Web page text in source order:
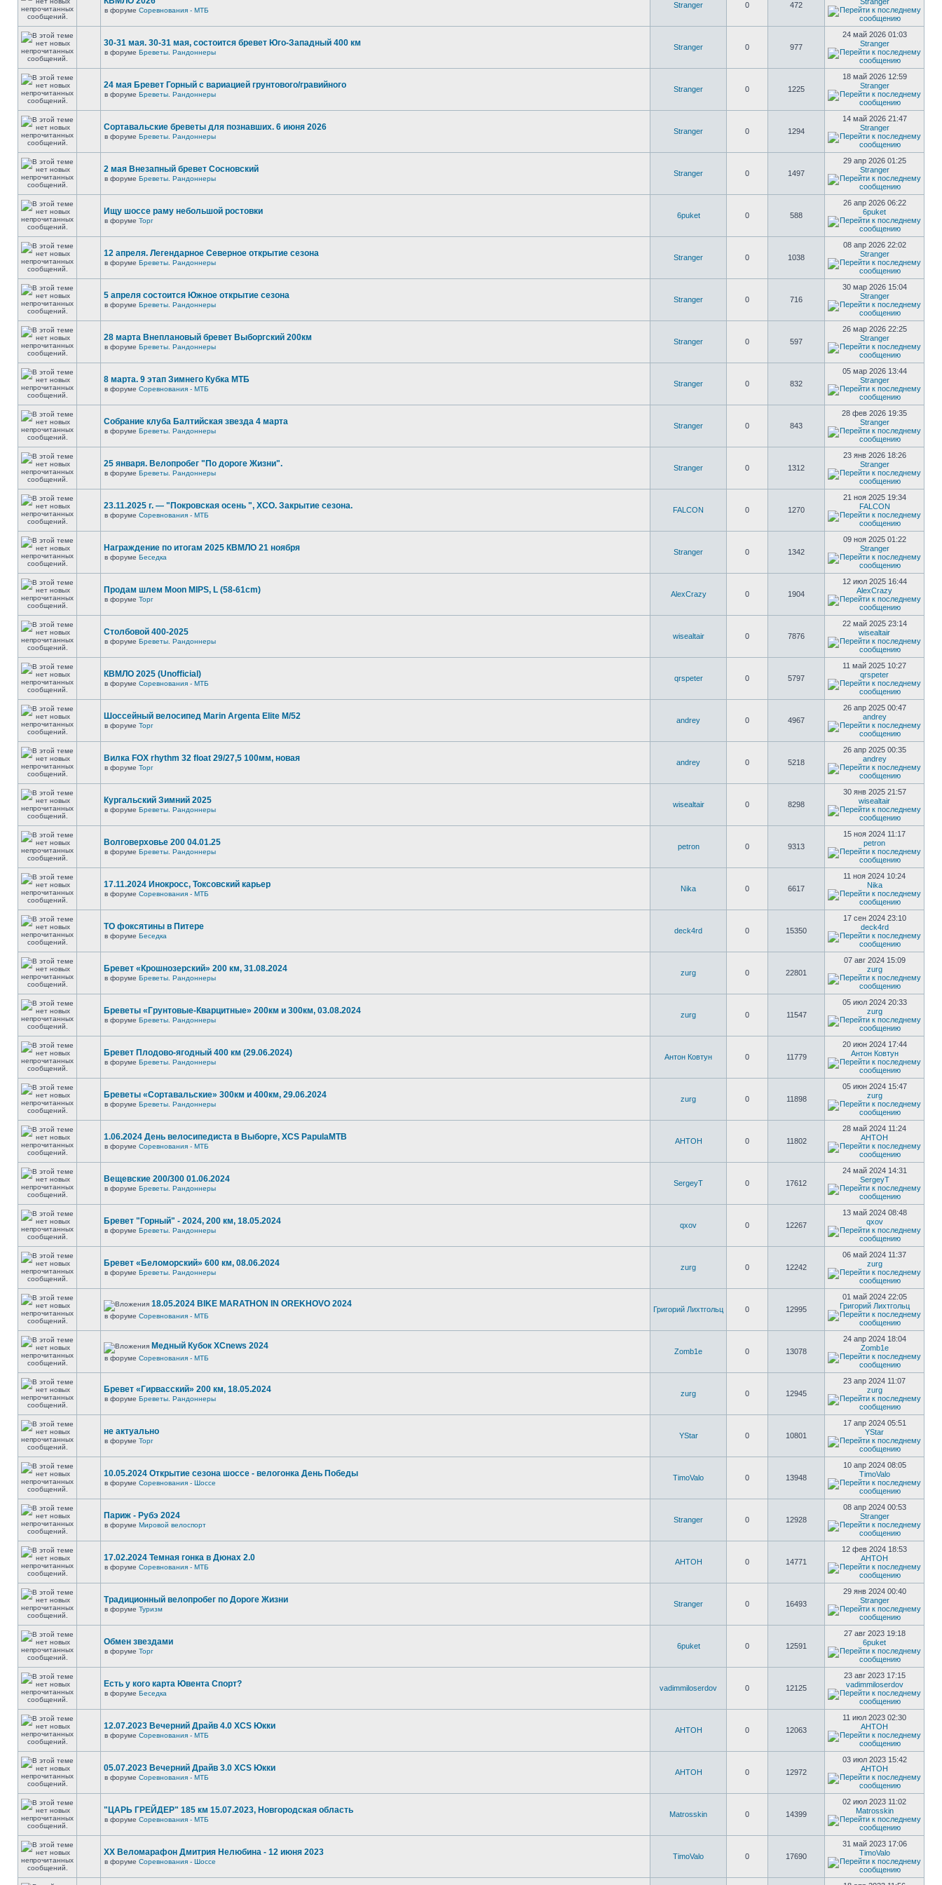
в форуме Соревнования - МТБ
Stranger 0 472
30-31 мая. 30-31 мая, состоится бревет Юго-Западный 400 км
в форуме Бреветы. Рандоннеры
Stranger 0 977
24 май 2026 01:03
Stranger
24 мая Бревет Горный с вариацией грунтового/гравийного
в форуме Бреветы. Рандоннеры
Stranger 0 1225
18 май 2026 12:59
Stranger
Сортавальские бреветы для познавших. 6 июня 2026
в форуме Бреветы. Рандоннеры
Stranger 0 1294
14 май 2026 21:47
Stranger
2 мая Внезапный бревет Сосновский
в форуме Бреветы. Рандоннеры
Stranger 0 1497
29 апр 2026 01:25
Stranger
Ищу шоссе раму небольшой ростовки
в форуме Торг
6puket 0 588
26 апр 2026 06:22
6puket
12 апреля. Легендарное Северное открытие сезона
в форуме Бреветы. Рандоннеры
Stranger 0 1038
08 апр 2026 22:02
Stranger
5 апреля состоится Южное открытие сезона
в форуме Бреветы. Рандоннеры
Stranger 0 716
30 мар 2026 15:04
Stranger
28 марта Внеплановый бревет Выборгский 200км
в форуме Бреветы. Рандоннеры
Stranger 0 597
26 мар 2026 22:25
Stranger
8 марта. 9 этап Зимнего Кубка МТБ
в форуме Соревнования - МТБ
Stranger 0 832
05 мар 2026 13:44
Stranger
Собрание клуба Балтийская звезда 4 марта
в форуме Бреветы. Рандоннеры
Stranger 0 843
28 фев 2026 19:35
Stranger
25 января. Велопробег "По дороге Жизни".
в форуме Бреветы. Рандоннеры
Stranger 0 1312
23 янв 2026 18:26
Stranger
23.11.2025 г. — "Покровская осень ", XCO. Закрытие сезона.
в форуме Соревнования - МТБ
FALCON 0 1270
21 ноя 2025 19:34
FALCON
Награждение по итогам 2025 КВМЛО 21 ноября
в форуме Беседка
Stranger 0 1342
09 ноя 2025 01:22
Stranger
Продам шлем Moon MIPS, L (58-61cm)
в форуме Торг
AlexCrazy 0 1904
12 июл 2025 16:44
AlexCrazy
Столбовой 400-2025
в форуме Бреветы. Рандоннеры
wisealtair 0 7876
22 май 2025 23:14
wisealtair
КВМЛО 2025 (Unofficial)
в форуме Соревнования - МТБ
qrspeter 0 5797
11 май 2025 10:27
qrspeter
Шоссейный велосипед Marin Argenta Elite M/52
в форуме Торг
andrey 0 4967
26 апр 2025 00:47
andrey
Вилка FOX rhythm 32 float 29/27,5 100мм, новая
в форуме Торг
andrey 0 5218
26 апр 2025 00:35
andrey
Кургальский Зимний 2025
в форуме Бреветы. Рандоннеры
wisealtair 0 8298
30 янв 2025 21:57
wisealtair
Волговерховье 200 04.01.25
в форуме Бреветы. Рандоннеры
petron 0 9313
15 ноя 2024 11:17
petron
17.11.2024 Инокросс, Токсовский карьер
в форуме Соревнования - МТБ
Nika 0 6617
11 ноя 2024 10:24
Nika
ТО фоксятины в Питере
в форуме Беседка
deck4rd 0 15350
17 сен 2024 23:10
deck4rd
Бревет «Крошнозерский» 200 км, 31.08.2024
в форуме Бреветы. Рандоннеры
zurg 0 22801
07 авг 2024 15:09
zurg
Бреветы «Грунтовые-Кварцитные» 200км и 300км, 03.08.2024
в форуме Бреветы. Рандоннеры
zurg 0 11547
05 июл 2024 20:33
zurg
Бревет Плодово-ягодный 400 км (29.06.2024)
в форуме Бреветы. Рандоннеры
Антон Ковтун 0 11779
20 июн 2024 17:44
Антон Ковтун
Бреветы «Сортавальские» 300км и 400км, 29.06.2024
в форуме Бреветы. Рандоннеры
zurg 0 11898
05 июн 2024 15:47
zurg
1.06.2024 День велосипедиста в Выборге, XCS PapulaMTB
в форуме Соревнования - МТБ
AHTOH 0 11802
28 май 2024 11:24
AHTOH
Вещевские 200/300 01.06.2024
в форуме Бреветы. Рандоннеры
SergeyT 0 17612
24 май 2024 14:31
SergeyT
Бревет "Горный" - 2024, 200 км, 18.05.2024
в форуме Бреветы. Рандоннеры
qxov 0 12267
13 май 2024 08:48
qxov
Бревет «Беломорский» 600 км, 08.06.2024
в форуме Бреветы. Рандоннеры
zurg 0 12242
06 май 2024 11:37
zurg
18.05.2024 BIKE MARATHON IN OREKHOVO 2024
в форуме Соревнования - МТБ
Григорий Лихтгольц 0 12995
01 май 2024 22:05
Григорий Лихтгольц
Медный Кубок XCnews 2024
в форуме Соревнования - МТБ
Zomb1e 0 13078
24 апр 2024 18:04
Zomb1e
Бревет «Гирвасский» 200 км, 18.05.2024
в форуме Бреветы. Рандоннеры
zurg 0 12945
23 апр 2024 11:07
zurg
не актуально
в форуме Торг
YStar 0 10801
17 апр 2024 05:51
YStar
10.05.2024 Открытие сезона шоссе - велогонка День Победы
в форуме Соревнования - Шоссе
TimoValo 0 13948
10 апр 2024 08:05
TimoValo
Париж - Рубэ 2024
в форуме Мировой велоспорт
Stranger 0 12928
08 апр 2024 00:53
Stranger
17.02.2024 Темная гонка в Дюнах 2.0
в форуме Соревнования - МТБ
AHTOH 0 14771
12 фев 2024 18:53
AHTOH
Традиционный велопробег по Дороге Жизни
в форуме Туризм
Stranger 0 16493
29 янв 2024 00:40
Stranger
Обмен звездами
в форуме Торг
6puket 0 12591
27 авг 2023 19:18
6puket
Есть у кого карта Ювента Спорт?
в форуме Беседка
vadimmiloserdov 0 12125
23 авг 2023 17:15
vadimmiloserdov
12.07.2023 Вечерний Драйв 4.0 XCS Юкки
в форуме Соревнования - МТБ
AHTOH 0 12063
11 июл 2023 02:30
AHTOH
05.07.2023 Вечерний Драйв 3.0 XCS Юкки
в форуме Соревнования - МТБ
AHTOH 0 12972
03 июл 2023 15:42
AHTOH
"ЦАРЬ ГРЕЙДЕР" 185 км 15.07.2023, Новгородская область
в форуме Соревнования - МТБ
Matrosskin 0 14399
02 июл 2023 11:02
Matrosskin
XX Веломарафон Дмитрия Нелюбина - 12 июня 2023
в форуме Соревнования - Шоссе
TimoValo 0 17690
31 май 2023 17:06
TimoValo